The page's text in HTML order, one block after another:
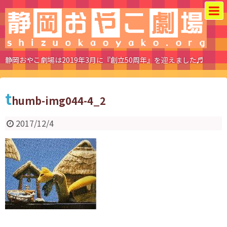
静岡おやこ劇場は2019年3月に『創立50周年』を迎えました♬
thumb-img044-4_2
2017/12/4